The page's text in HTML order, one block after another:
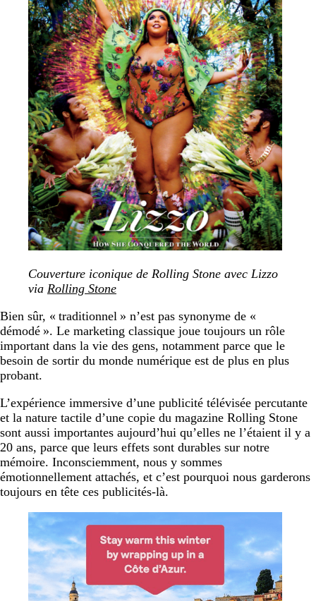
Couverture iconique de Rolling Stone avec Lizzo
via Rolling Stone
Bien sûr, « traditionnel » n’est pas synonyme de «
démodé ». Le marketing classique joue toujours un rôle
important dans la vie des gens, notamment parce que le
besoin de sortir du monde numérique est de plus en plus
probant.
L’expérience immersive d’une publicité télévisée percutante
et la nature tactile d’une copie du magazine Rolling Stone
sont aussi importantes aujourd’hui qu’elles ne l’étaient il y a
20 ans, parce que leurs effets sont durables sur notre
mémoire. Inconsciemment, nous y sommes
émotionnellement attachés, et c’est pourquoi nous garderons
toujours en tête ces publicités-là.